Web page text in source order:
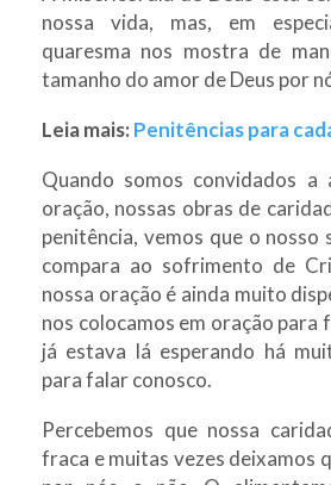
nossa vida, mas, em
quaresma nos mostra de
tamanho do amor de Deus por
Leia mais: Penitências para
Quando somos convidados a
oração, nossas obras de
penitência, vemos que o
compara ao sofrimento de
nossa oração é ainda muito
nos colocamos em oração para
já estava lá esperando há
para falar conosco.
Percebemos que nossa
fraca e muitas vezes deixamos